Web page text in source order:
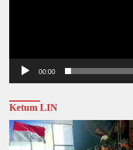
00:00
Ketum LIN
Video
Player